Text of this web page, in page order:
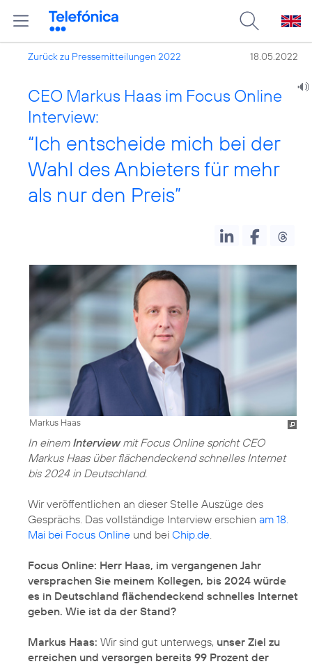
Zurück zu Pressemitteilungen 2022 18.05.2022
CEO Markus Haas im Focus Online
Interview:
“Ich entscheide mich bei der
Wahl des Anbieters für mehr
als nur den Preis”
Markus Haas
In einem Interviewmit Focus Online spricht CEO
Markus Haas über flächendeckend schnelles Internet
bis 2024 in Deutschland.
Wir veröffentlichen an dieser Stelle Auszüge des
Gesprächs. Das vollständige Interview erschien am 18.
Mai bei Focus Online und bei Chip.de
Focus Online: Herr Haas, im vergangenen Jahr
versprachen Sie meinem Kollegen, bis 2024 würde
es in Deutschland flächendeckend schnelles Internet
geben. Wie ist da der Stand?
Markus Haas: Wir sind gut unterwegs, unser Ziel zu
erreichen und versorgen bereits 99 Prozent der